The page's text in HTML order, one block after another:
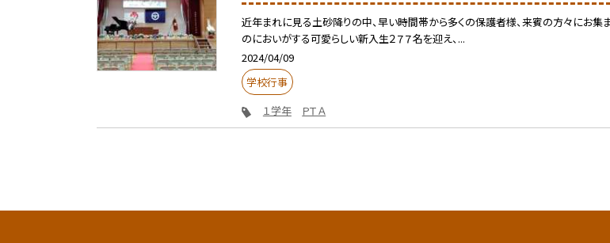
近年まれに見る土砂降りの中、早い時間帯から多くの保護者様、来賓の方々にお集
のにおいがする可愛らしい新入生２７７名を迎え、...
2024/04/09
学校行事
１学年
ＰＴＡ